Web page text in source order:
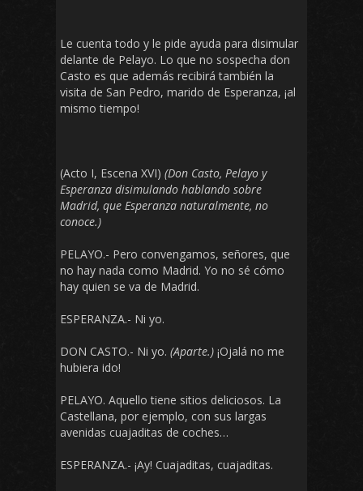
Le cuenta todo y le pide ayuda para disimular
delante de Pelayo. Lo que no sospecha don
Casto es que además recibirá también la
visita de San Pedro, marido de Esperanza, ¡al
mismo tiempo!
(Acto I, Escena XVI) (Don Casto, Pelayo y
Esperanza disimulando hablando sobre
Madrid, que Esperanza naturalmente, no
conoce.)
PELAYO.- Pero convengamos, señores, que
no hay nada como Madrid. Yo no sé cómo
hay quien se va de Madrid.
ESPERANZA.- Ni yo.
DON CASTO.- Ni yo. (Aparte.) ¡Ojalá no me
hubiera ido!
PELAYO. Aquello tiene sitios deliciosos. La
Castellana, por ejemplo, con sus largas
avenidas cuajaditas de coches…
ESPERANZA.- ¡Ay! Cuajaditas, cuajaditas.